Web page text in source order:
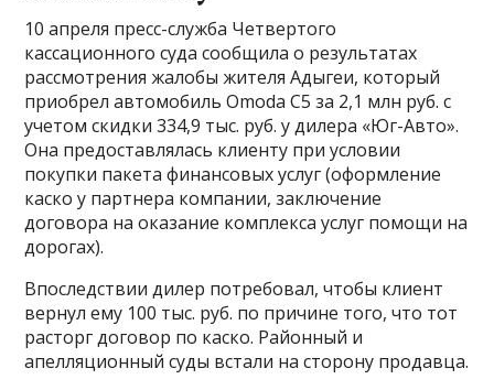
10 апреля пресс-служба Четвертого
кассационного суда сообщила о результатах
рассмотрения жалобы жителя Адыгеи, который
приобрел автомобиль Omoda C5 за 2,1 млн руб. с
учетом скидки 334,9 тыс. руб. у дилера «Юг-Авто».
Она предоставлялась клиенту при условии
покупки пакета финансовых услуг (оформление
каско у партнера компании, заключение
договора на оказание комплекса услуг помощи на
дорогах).
Впоследствии дилер потребовал, чтобы клиент
вернул ему 100 тыс. руб. по причине того, что тот
расторг договор по каско. Районный и
апелляционный суды встали на сторону продавца.